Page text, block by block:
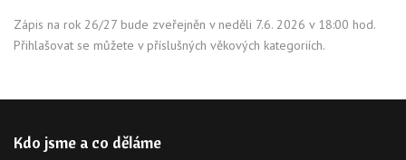
Zápis na rok 26/27 bude zveřejněn v neděli 7.6. 2026 v 18:00 hod.
Přihlašovat se můžete v příslušných věkových kategoriích.
Kdo jsme a co děláme